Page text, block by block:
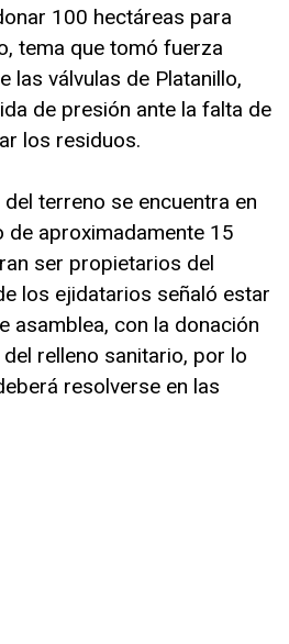
100 hectáreas para
tema que tomó fuerza
las válvulas de Platanillo,
de presión ante la falta de
los residuos.
terreno se encuentra en
aproximadamente 15
ser propietarios del
los ejidatarios señaló estar
asamblea, con la donación
relleno sanitario, por lo
resolverse en las